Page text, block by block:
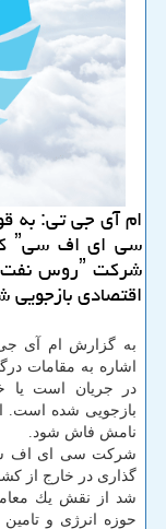
اقتصادی
به گزارش ام آی جی
اشاره به مقامات
در جریان است یا
بازجویی شده است.
نامش فاش شود.
شركت سی ای اف سی
گذاری در خارج از
شد از نقش یك
حوزه انرژی و